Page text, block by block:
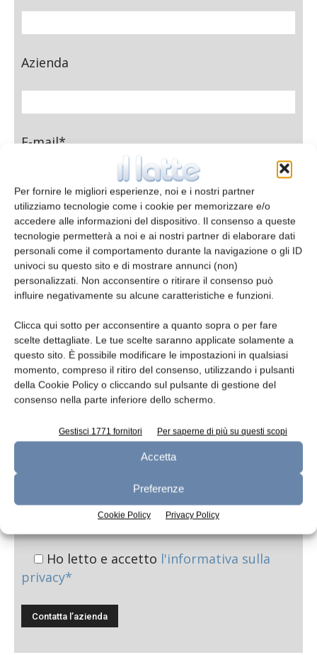
Per fornire le migliori esperienze, noi e i nostri partner
utilizziamo tecnologie come i cookie per memorizzare e/o
accedere alle informazioni del dispositivo. Il consenso a queste
tecnologie permetterà a noi e ai nostri partner di elaborare dati
personali come il comportamento durante la navigazione o gli ID
univoci su questo sito e di mostrare annunci (non)
personalizzati. Non acconsentire o ritirare il consenso può
influire negativamente su alcune caratteristiche e funzioni.
Clicca qui sotto per acconsentire a quanto sopra o per fare
scelte dettagliate. Le tue scelte saranno applicate solamente a
questo sito. È possibile modificare le impostazioni in qualsiasi
momento, compreso il ritiro del consenso, utilizzando i pulsanti
della Cookie Policy o cliccando sul pulsante di gestione del
consenso nella parte inferiore dello schermo.
Gestisci 1771 fornitori Per saperne di più su questi scopi
Accetta
Preferenze
Cookie Policy Privacy Policy
Azienda
E-mail*
Telefono
Oggetto
Messaggio
Ho letto e accetto l'informativa sulla
privacy*